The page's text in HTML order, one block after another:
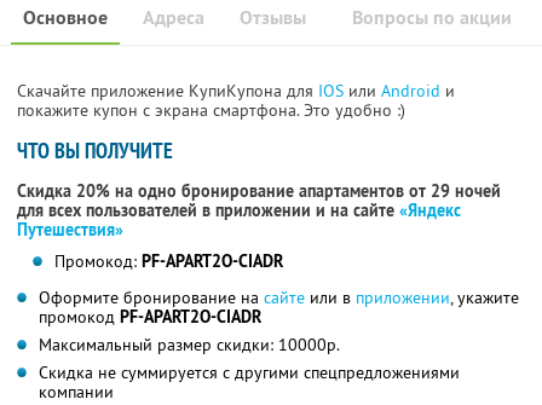
Основное Отзывы Вопросы по акции
Адреса
Скачайте приложение КупиКупона для IOS или Android и
покажите купон с экрана смартфона. Это удобно :)
ЧТО ВЫ ПОЛУЧИТЕ
Скидка 20% на одно бронирование апартаментов от 29 ночей
для всех пользователей в приложении и на сайте «Яндекс
Путешествия»
Промокод: PF-APART2O-CIADR
Оформите бронирование на сайте или в приложении, укажите
промокод PF-APART2O-CIADR
Максимальный размер скидки: 10000р.
Скидка не суммируется с другими спецпредложениями
компании